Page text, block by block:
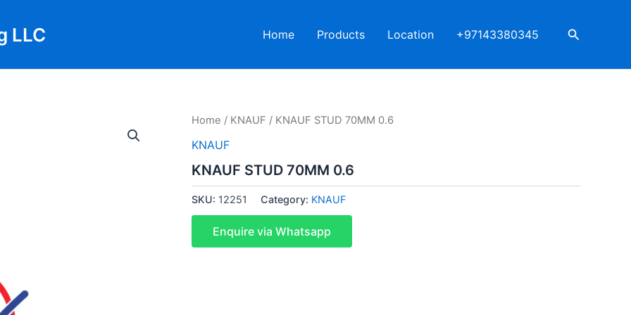
LLC Home Products Location +97143380345 Search
Home / KNAUF / KNAUF STUD 70MM 0.6
KNAUF
KNAUF STUD 70MM 0.6
SKU: 12251 Category: KNAUF
Enquire via Whatsapp